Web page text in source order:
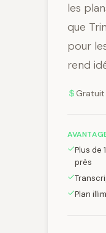
les
que
pour
rend
Plus de
près
Plan